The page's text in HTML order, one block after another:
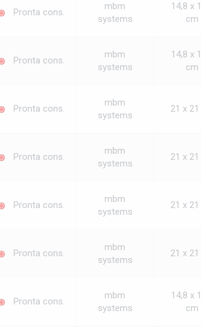
Pronta cons.
mbm
systems
14,8 x
cm
Pronta cons.
mbm
systems
14,8 x
cm
Pronta cons.
mbm
systems
21 x
Pronta cons.
mbm
systems
21 x
Pronta cons.
mbm
systems
21 x
Pronta cons.
mbm
systems
21 x
Pronta cons.
mbm
systems
14,8 x
cm